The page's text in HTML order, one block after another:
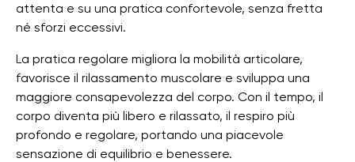
attenta e su una pratica confortevole, senza fretta
né sforzi eccessivi.
La pratica regolare migliora la mobilità articolare,
favorisce il rilassamento muscolare e sviluppa una
maggiore consapevolezza del corpo. Con il tempo, il
corpo diventa più libero e rilassato, il respiro più
profondo e regolare, portando una piacevole
sensazione di equilibrio e benessere.